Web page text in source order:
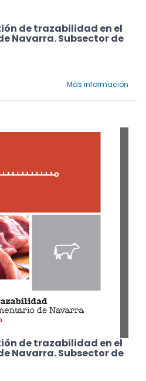
de trazabilidad en el
Navarra. Subsector de
Más información
de trazabilidad en el
Navarra. Subsector de